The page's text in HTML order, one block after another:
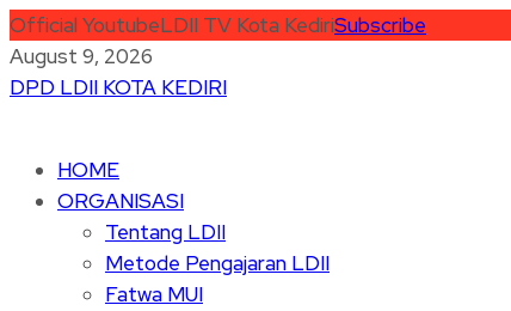
Official YoutubeLDII TV Kota KediriSubscribe
August 9, 2026
DPD LDII KOTA KEDIRI
HOME
ORGANISASI
Tentang LDII
Metode Pengajaran LDII
Fatwa MUI